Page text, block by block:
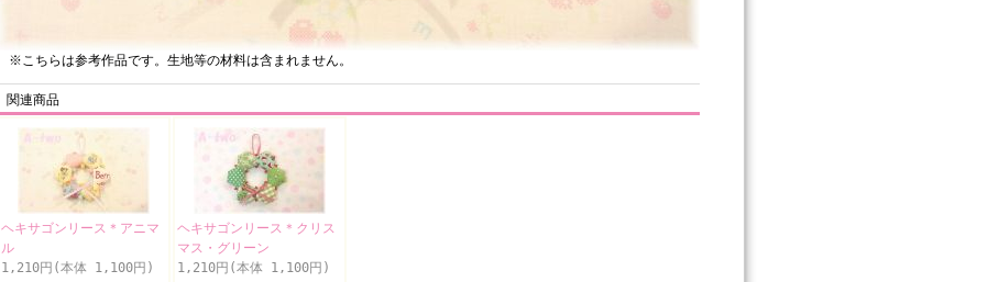
※こちらは参考作品です。生地等の材料は含まれません。
関連商品
ヘキサゴンリース＊アニマ
ル
1,210円(本体 1,100円)
ヘキサゴンリース＊クリス
マス・グリーン
1,210円(本体 1,100円)